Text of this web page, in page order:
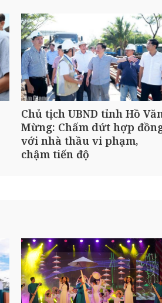
Chủ tịch UBND tỉnh Hồ
Mừng: Chấm dứt hợp
với nhà thầu vi phạm,
chậm tiến độ